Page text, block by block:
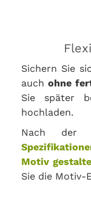
Sichern Sie
auch ohne
Sie später
hochladen.
Nach der
Motiv
Sie die Motiv-